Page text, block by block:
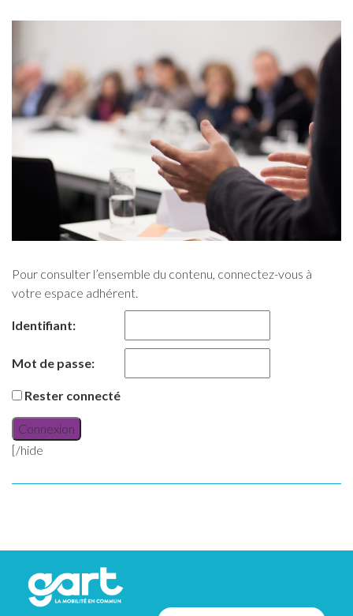
Pour consulter l’ensemble du contenu, connectez-vous à
votre espace adhérent.
Identifiant:
Mot de passe:
Rester connecté
Connexion
[/hide